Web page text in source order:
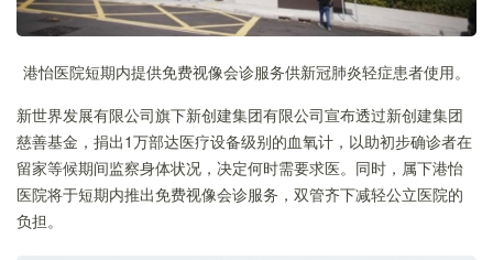
港怡医院短期内提供免费视像会诊服务供新冠肺炎轻症患者使用。
新世界发展有限公司旗下新创建集团有限公司宣布透过新创建集团
慈善基金，捐出1万部达医疗设备级别的血氧计，以助初步确诊者在
留家等候期间监察身体状况，决定何时需要求医。同时，属下港怡
医院将于短期内推出免费视像会诊服务，双管齐下减轻公立医院的
负担。